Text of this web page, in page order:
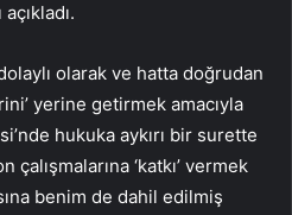
olarak ve hatta doğrudan
yerine getirmek amacıyla
hukuka aykırı bir surette
‘katkı’ vermek
benim de dahil edilmiş